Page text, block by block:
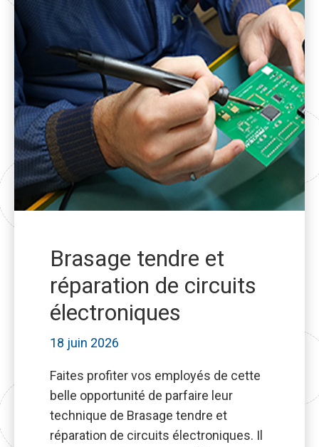
Brasage tendre et
réparation de circuits
électroniques
18 juin 2026
Faites profiter vos employés de cette
belle opportunité de parfaire leur
technique de Brasage tendre et
réparation de circuits électroniques. Il